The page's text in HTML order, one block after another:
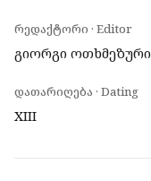
რედაქტორი · Editor
გიორგი ოთხმეზური
დათარიღება · Dating
XIII